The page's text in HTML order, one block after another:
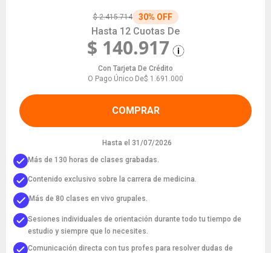
$ 2.415.714 30% OFF
Hasta 12 Cuotas De
$ 140.917
Con Tarjeta De Crédito
O Pago Único De$ 1.691.000
COMPRAR
Hasta el 31/07/2026
Más de 130 horas de clases grabadas.
Contenido exclusivo sobre la carrera de medicina.
Más de 80 clases en vivo grupales.
Sesiones individuales de orientación durante todo tu tiempo de
estudio y siempre que lo necesites.
Comunicación directa con tus profes para resolver dudas de